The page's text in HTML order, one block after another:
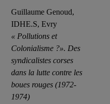
Guillaume Genoud,
IDHE.S, Evry
« Pollutions et
Colonialisme ?». Des
syndicalistes corses
dans la lutte contre les
boues rouges (1972-
1974)